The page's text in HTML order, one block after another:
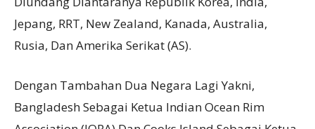
Jepang, RRT, New Zealand, Kanada, Australia,
Rusia, Dan Amerika Serikat (AS).
Dengan Tambahan Dua Negara Lagi Yakni,
Bangladesh Sebagai Ketua Indian Ocean Rim